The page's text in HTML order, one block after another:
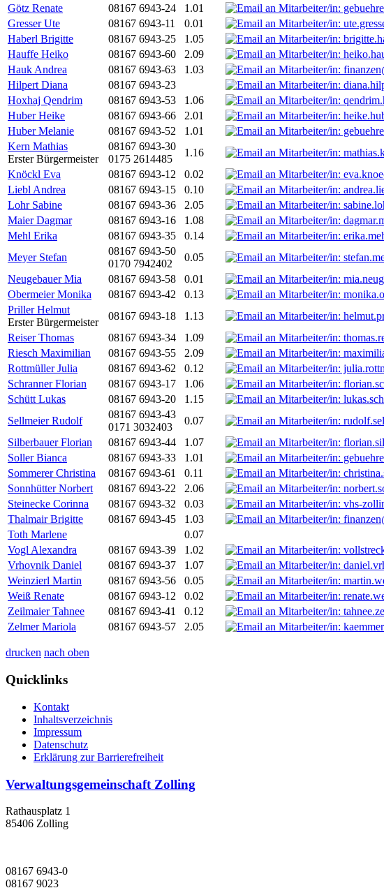
Götz Renate
08167 6943-24 1.01
Gresser Ute
08167 6943-11 0.01
Haberl Brigitte
08167 6943-25 1.05
Hauffe Heiko
08167 6943-60 2.09
Hauk Andrea
08167 6943-63 1.03
Hilpert Diana
08167 6943-23
Hoxhaj Qendrim
08167 6943-53 1.06
Huber Heike
08167 6943-66 2.01
Huber Melanie
08167 6943-52 1.01
Kern Mathias
Erster Bürgermeister
08167 6943-30
0175 2614485
1.16
Knöckl Eva
08167 6943-12 0.02
Liebl Andrea
08167 6943-15 0.10
Lohr Sabine
08167 6943-36 2.05
Maier Dagmar
08167 6943-16 1.08
Mehl Erika
08167 6943-35 0.14
Meyer Stefan
08167 6943-50
0170 7942402
0.05
Neugebauer Mia
08167 6943-58 0.01
Obermeier Monika
08167 6943-42 0.13
Priller Helmut
Erster Bürgermeister
08167 6943-18 1.13
Reiser Thomas
08167 6943-34 1.09
Riesch Maximilian
08167 6943-55 2.09
Rottmüller Julia
08167 6943-62 0.12
Schranner Florian
08167 6943-17 1.06
Schütt Lukas
08167 6943-20 1.15
Sellmeier Rudolf
08167 6943-43
0171 3032403
0.07
Silberbauer Florian
08167 6943-44 1.07
Soller Bianca
08167 6943-33 1.01
Sommerer Christina
08167 6943-61 0.11
Sonnhütter Norbert
08167 6943-22 2.06
Steinecke Corinna
08167 6943-32 0.03
Thalmair Brigitte
08167 6943-45 1.03
Toth Marlene
0.07
Vogl Alexandra
08167 6943-39 1.02
Vrhovnik Daniel
08167 6943-37 1.07
Weinzierl Martin
08167 6943-56 0.05
Weiß Renate
08167 6943-12 0.02
Zeilmaier Tahnee
08167 6943-41 0.12
Zelmer Mariola
08167 6943-57 2.05
drucken nach oben
Quicklinks
Kontakt
Inhaltsverzeichnis
Impressum
Datenschutz
Erklärung zur Barrierefreiheit
Verwaltungsgemeinschaft Zolling
Rathausplatz 1
85406 Zolling
08167 6943-0
08167 9023